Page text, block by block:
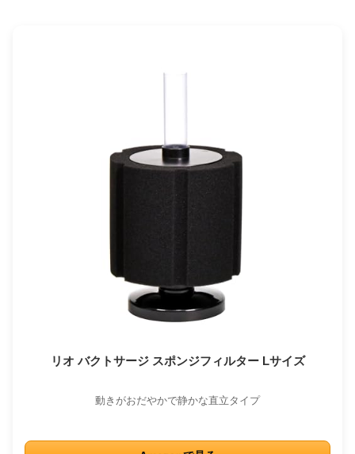
リオ バクトサージ スポンジフィルター Lサイズ
動きがおだやかで静かな直立タイプ